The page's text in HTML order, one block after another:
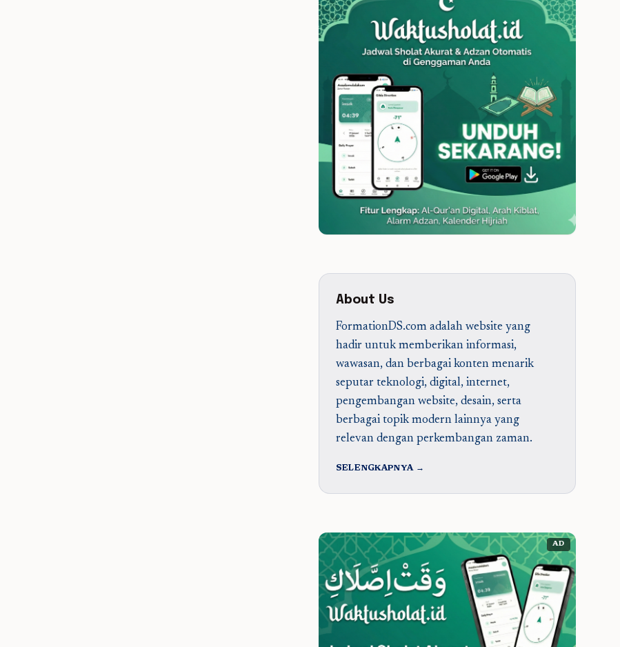
About Us
FormationDS.com adalah website yang
hadir untuk memberikan informasi,
wawasan, dan berbagai konten menarik
seputar teknologi, digital, internet,
pengembangan website, desain, serta
berbagai topik modern lainnya yang
relevan dengan perkembangan zaman.
SELENGKAPNYA →
AD